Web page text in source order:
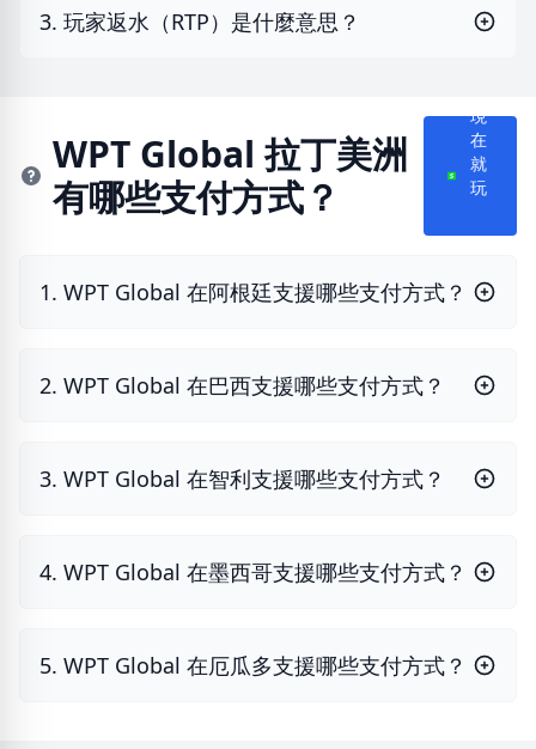
3. 玩家返水（RTP）是什麼意思？
WPT Global 拉丁美洲
有哪些支付方式？
現
在
就
玩
1. WPT Global 在阿根廷支援哪些支付方式？
2. WPT Global 在巴西支援哪些支付方式？
3. WPT Global 在智利支援哪些支付方式？
4. WPT Global 在墨西哥支援哪些支付方式？
5. WPT Global 在厄瓜多支援哪些支付方式？